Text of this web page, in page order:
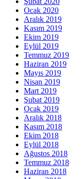
Ocak 2020
Aralık 2019
Kasım 2019
Ekim 2019
Eylül 2019
Temmuz 2019
Haziran 2019
Mayıs 2019
Nisan 2019
Mart 2019
Şubat 2019
Ocak 2019
Aralık 2018
Kasım 2018
Ekim 2018
Eylül 2018
Ağustos 2018
Temmuz 2018
Haziran 2018